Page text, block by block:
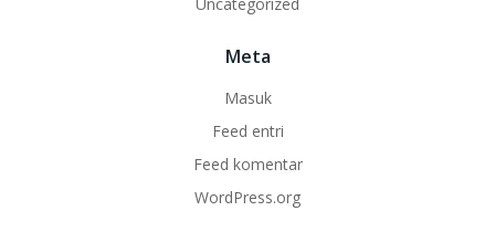
Meta
Masuk
Feed entri
Feed komentar
WordPress.org